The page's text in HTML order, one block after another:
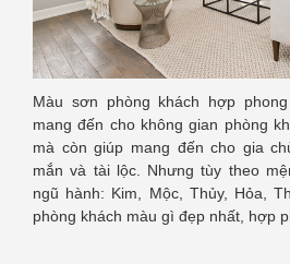
Màu sơn phòng khách hợp
mang đến cho không gian phòng
mà còn giúp mang đến cho gia
mắn và tài lộc. Nhưng tùy theo
ngũ hành: Kim, Mộc, Thủy, Hỏa,
phòng khách màu gì đẹp nhất, hợp